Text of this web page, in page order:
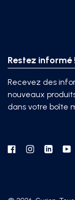
Restez informé
Recevez des
nouveaux
dans votre boîte
Facebook
Instagram